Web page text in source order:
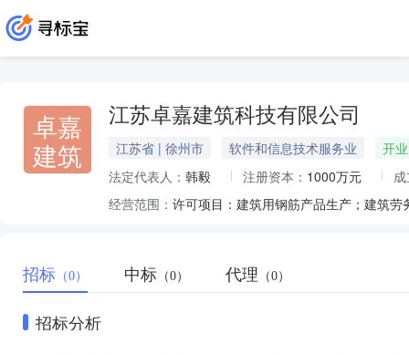
卓嘉
建筑
江苏卓嘉建筑科技有限公司
江苏省 | 徐州市 软件和信息技术服务业
开业
法定代表人： 韩毅 注册资本： 1000万元
经营范围：
招标 （0） 中标 （0） 代理 （0）
招标分析